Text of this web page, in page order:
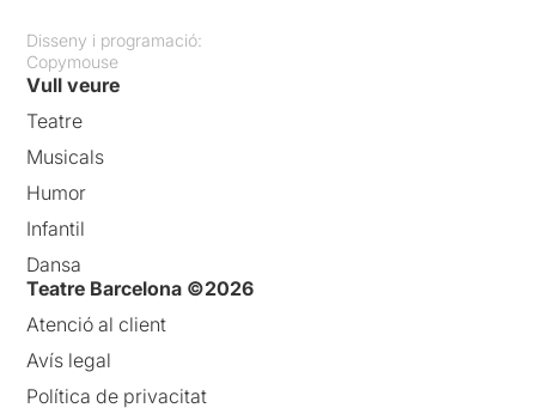
Disseny i programació:
Copymouse
Vull veure
Teatre
Musicals
Humor
Infantil
Dansa
Teatre Barcelona ©2026
Atenció al client
Avís legal
Política de privacitat